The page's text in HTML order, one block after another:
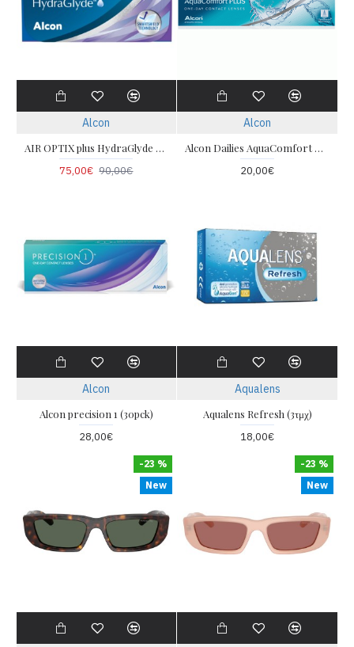
Alcon
AIR OPTIX plus HydraGlyde MULTIFOCAL(6pack)
75,00€ 90,00€
Alcon
Alcon Dailies AquaComfort Plus (30 φακοί)
20,00€
Alcon
Alcon precision 1 (30pck)
28,00€
Aqualens
Aqualens Refresh (3τμχ)
18,00€
New
-23 %
New
-23 %